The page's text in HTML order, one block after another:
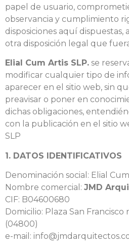
papel de usuario,
observancia y cumplimiento
disposiciones aquí dispuestas,
otra disposición legal que
Elial Cum Artis SLP. se
modificar cualquier tipo de
aparecer en el sitio web, sin
preavisar o poner en
dichas obligaciones,
con la publicación en el sitio
SLP
1. DATOS IDENTIFICATIVOS
Denominación social: Elial
Nombre comercial: JMD
CIF: B04600680
Domicilio: Plaza San Francisco
(04800)
e-mail: